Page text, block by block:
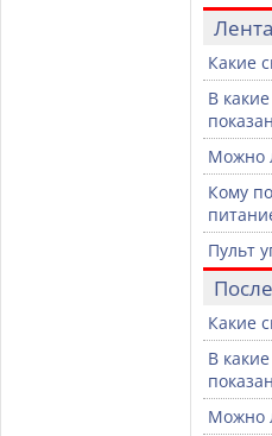
Какие
В
Можно
Кому
Пульт
Какие
В
Можно